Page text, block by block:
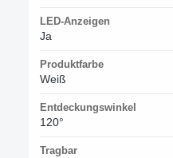
LED-Anzeigen
Ja
Produktfarbe
Weiß
Entdeckungswinkel
120°
Tragbar